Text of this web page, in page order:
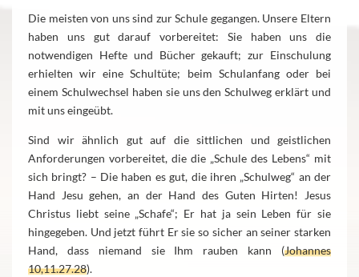
Die meisten von uns sind zur Schule gegangen. Unsere Eltern
haben uns gut darauf vorbereitet: Sie haben uns die
notwendigen Hefte und Bücher gekauft; zur Einschulung
erhielten wir eine Schultüte; beim Schulanfang oder bei
einem Schulwechsel haben sie uns den Schulweg erklärt und
mit uns eingeübt.
Sind wir ähnlich gut auf die sittlichen und geistlichen
Anforderungen vorbereitet, die die „Schule des Lebens“ mit
sich bringt? – Die haben es gut, die ihren „Schulweg“ an der
Hand Jesu gehen, an der Hand des Guten Hirten! Jesus
Christus liebt seine „Schafe“; Er hat ja sein Leben für sie
hingegeben. Und jetzt führt Er sie so sicher an seiner starken
Hand, dass niemand sie Ihm rauben kann (Johannes
10,11.27.28).